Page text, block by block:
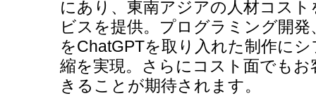
にあり、東南アジアの人材コス
ビスを提供。プログラミング開
をChatGPTを取り入れた制作に
縮を実現。さらにコスト面でも
きることが期待されます。